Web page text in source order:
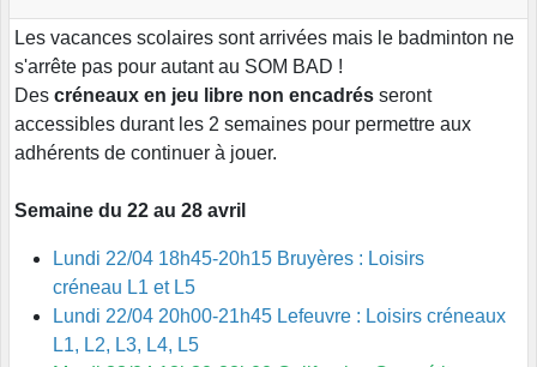
Les vacances scolaires sont arrivées mais le badminton ne
s'arrête pas pour autant au SOM BAD !
Des créneaux en jeu libre non encadrés seront
accessibles durant les 2 semaines pour permettre aux
adhérents de continuer à jouer.
Semaine du 22 au 28 avril
Lundi 22/04 18h45-20h15 Bruyères : Loisirs
créneau L1 et L5
Lundi 22/04 20h00-21h45 Lefeuvre : Loisirs créneaux
L1, L2, L3, L4, L5